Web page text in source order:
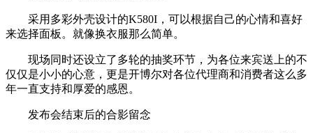
采用多彩外壳设计的K580I，可以根据自己的心情和喜好
来选择面板。就像换衣服那么简单。
现场同时还设立了多轮的抽奖环节，为各位来宾送上的不
仅仅是小小的心意，更是开博尔对各位代理商和消费者这么多
年一直支持和厚爱的感恩。
发布会结束后的合影留念